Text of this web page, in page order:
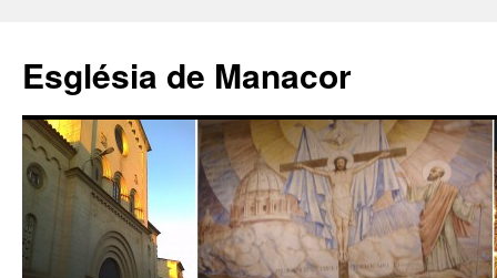
contenido
Església de Manacor